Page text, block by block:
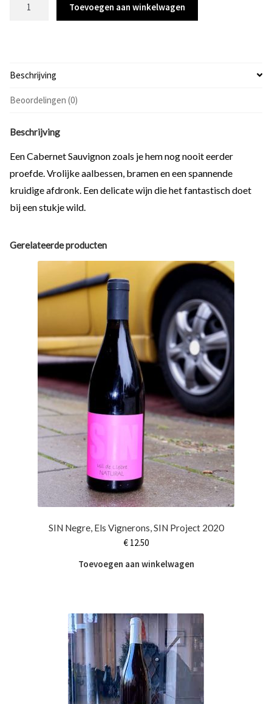
Domaine Toevoegen aan winkelwagen
Beschrijving
Beoordelingen (0)
Beschrijving
Een Cabernet Sauvignon zoals je hem nog nooit eerder
proefde. Vrolijke aalbessen, bramen en een spannende
kruidige afdronk. Een delicate wijn die het fantastisch doet
bij een stukje wild.
Gerelateerde producten
SIN Negre, Els Vignerons, SIN Project 2020
€12.50
Toevoegen aan winkelwagen